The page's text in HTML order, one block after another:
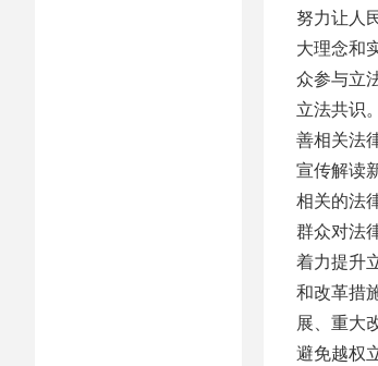
努力让人
大理念和
众参与立
立法共识
善相关法
宣传解读
相关的法
群众对法
着力提升
和改革措
展、重大
避免越权